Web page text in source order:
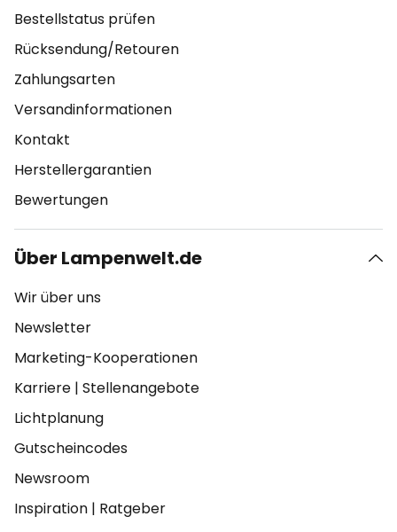
Bestellstatus prüfen
Rücksendung/Retouren
Zahlungsarten
Versandinformationen
Kontakt
Herstellergarantien
Bewertungen
Über Lampenwelt.de
Wir über uns
Newsletter
Marketing-Kooperationen
Karriere | Stellenangebote
Lichtplanung
Gutscheincodes
Newsroom
Inspiration | Ratgeber